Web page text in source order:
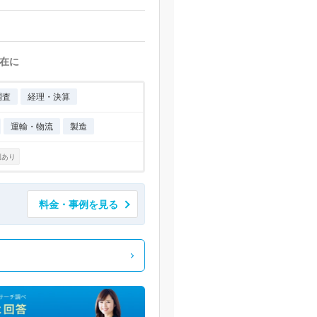
に
経理・決算
運輸・物流 製造
り
料金・事例を見る